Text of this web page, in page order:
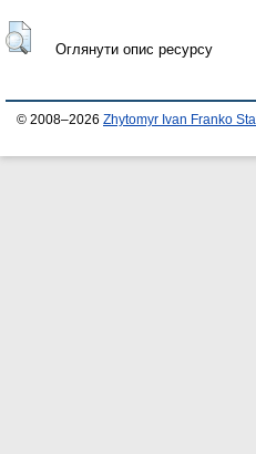
Оглянути опис ресурсу
© 2008–2026 Zhytomyr Ivan Franko